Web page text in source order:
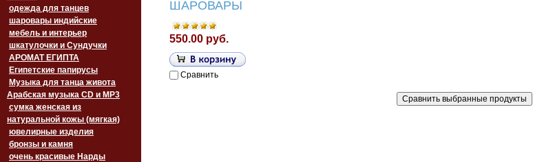
одежда для танцев
шаровары индийские
мебель и интерьер
шкатулочки и Сундучки
АРОМАТ ЕГИПТА
Египетские папирусы
Музыка для танца живота
Арабская музыка CD и MP3
сумка женская из
натуральной кожы (мягкая)
ювелирные изделия
бронзы и камня
очень красивые Нарды
ШАРОВАРЫ
550.00 руб.
Сравнить